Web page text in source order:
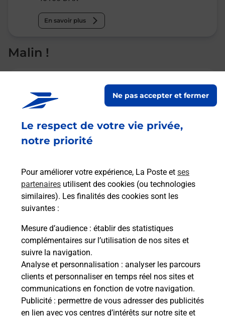
Le respect de votre vie privée,
notre priorité
Pour améliorer votre expérience, La Poste et ses
partenaires utilisent des cookies (ou technologies
similaires). Les finalités des cookies sont les
suivantes :
Mesure d’audience : établir des statistiques
complémentaires sur l’utilisation de nos sites et
suivre la navigation.
Analyse et personnalisation : analyser les parcours
clients et personnaliser en temps réel nos sites et
communications en fonction de votre navigation.
Publicité : permettre de vous adresser des publicités
en lien avec vos centres d’intérêts sur notre site et
Ne pas accepter et fermer
En savoir plus
Malin !
en ligne
En savoir plus
Recherchez un autre point de contact
Questions fréquemment posées
Quel réseau utilise La Poste Mobile ?
Est-ce que je peux garder mon
numéro de mobile gratuitement ?